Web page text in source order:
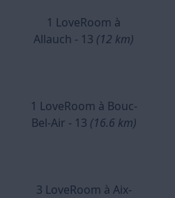
1 LoveRoom à
Allauch - 13 (12 km)
1 LoveRoom à Bouc-
Bel-Air - 13 (16.6 km)
3 LoveRoom à Aix-